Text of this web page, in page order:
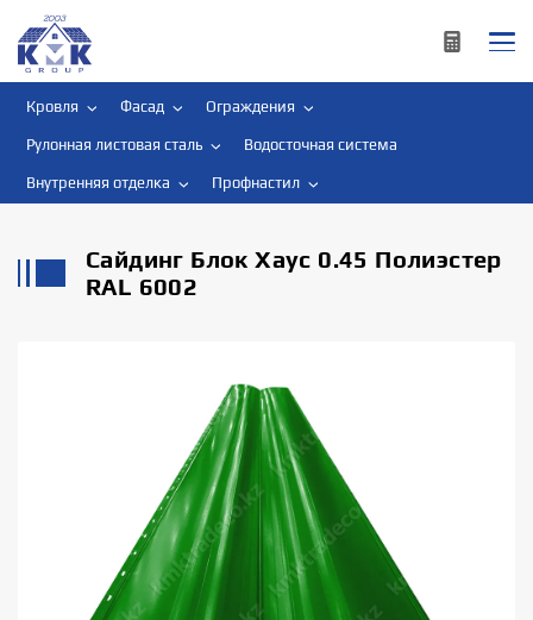
Кровля Фасад Ограждения
Рулонная листовая сталь Водосточная система
Внутренняя отделка Профнастил
Сайдинг Блок Хаус 0.45 Полиэстер
RAL 6002